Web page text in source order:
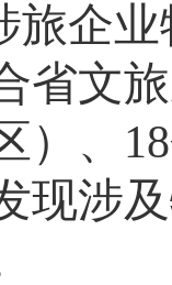
旅企
省文
）、 18
现涉